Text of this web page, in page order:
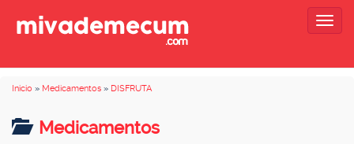
Inicio » Medicamentos » DISFRUTA
Medicamentos